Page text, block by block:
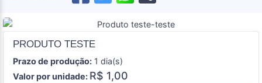
PRODUTO TESTE
Prazo de produção: 1 dia(s)
Valor por unidade: R$ 1,00